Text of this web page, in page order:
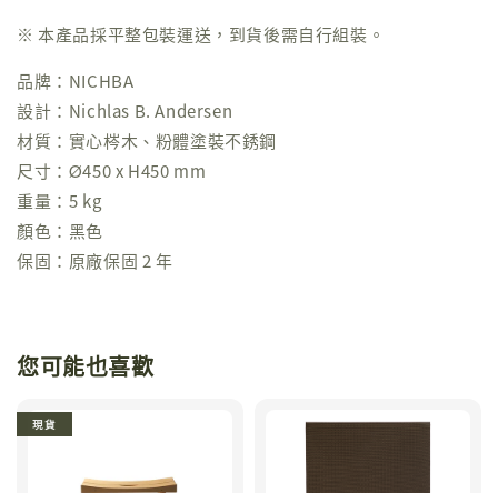
※ 本產品採平整包裝運送，到貨後需自行組裝。
品牌：NICHBA
設計：Nichlas B. Andersen
材質：實心梣木、粉體塗裝不銹鋼
尺寸： Ø450 x H450 mm
重量：5 kg
顏色：黑色
保固：原廠保固 2 年
您可能也喜歡
現貨